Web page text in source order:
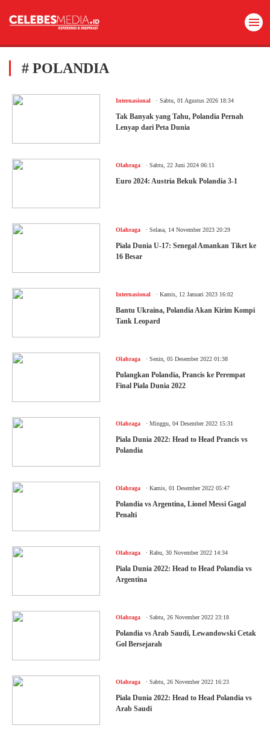
# POLANDIA
Internasional Sabtu, 01 Agustus 2026 18:34
Tak Banyak yang Tahu, Polandia Pernah
Lenyap dari Peta Dunia
Olahraga Sabtu, 22 Juni 2024 06:11
Euro 2024: Austria Bekuk Polandia 3-1
Olahraga Selasa, 14 November 2023 20:29
Piala Dunia U-17: Senegal Amankan Tiket ke
16 Besar
Internasional Kamis, 12 Januari 2023 16:02
Bantu Ukraina, Polandia Akan Kirim Kompi
Tank Leopard
Olahraga Senin, 05 Desember 2022 01:38
Pulangkan Polandia, Prancis ke Perempat
Final Piala Dunia 2022
Olahraga Minggu, 04 Desember 2022 15:31
Piala Dunia 2022: Head to Head Prancis vs
Polandia
Olahraga Kamis, 01 Desember 2022 05:47
Polandia vs Argentina, Lionel Messi Gagal
Penalti
Olahraga Rabu, 30 November 2022 14:34
Piala Dunia 2022: Head to Head Polandia vs
Argentina
Olahraga Sabtu, 26 November 2022 23:18
Polandia vs Arab Saudi, Lewandowski Cetak
Gol Bersejarah
Olahraga Sabtu, 26 November 2022 16:23
Piala Dunia 2022: Head to Head Polandia vs
Arab Saudi